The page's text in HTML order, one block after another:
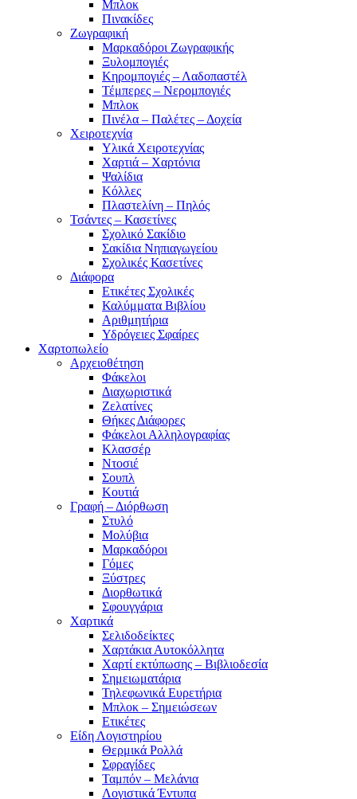
Μπλοκ
Πινακίδες
Ζωγραφική
Μαρκαδόροι Ζωγραφικής
Ξυλομπογιές
Κηρομπογιές – Λαδοπαστέλ
Τέμπερες – Νερομπογιές
Μπλοκ
Πινέλα – Παλέτες – Δοχεία
Χειροτεχνία
Υλικά Χειροτεχνίας
Χαρτιά – Χαρτόνια
Ψαλίδια
Κόλλες
Πλαστελίνη – Πηλός
Τσάντες – Κασετίνες
Σχολικό Σακίδιο
Σακίδια Νηπιαγωγείου
Σχολικές Κασετίνες
Διάφορα
Ετικέτες Σχολικές
Καλύμματα Βιβλίου
Αριθμητήρια
Υδρόγειες Σφαίρες
Χαρτοπωλείο
Αρχειοθέτηση
Φάκελοι
Διαχωριστικά
Ζελατίνες
Θήκες Διάφορες
Φάκελοι Αλληλογραφίας
Κλασσέρ
Ντοσιέ
Σουπλ
Κουτιά
Γραφή – Διόρθωση
Στυλό
Μολύβια
Μαρκαδόροι
Γόμες
Ξύστρες
Διορθωτικά
Σφουγγάρια
Χαρτικά
Σελιδοδείκτες
Χαρτάκια Αυτοκόλλητα
Χαρτί εκτύπωσης – Βιβλιοδεσία
Σημειωματάρια
Τηλεφωνικά Ευρετήρια
Μπλοκ – Σημειώσεων
Ετικέτες
Είδη Λογιστηρίου
Θερμικά Ρολλά
Σφραγίδες
Ταμπόν – Μελάνια
Λογιστικά Έντυπα